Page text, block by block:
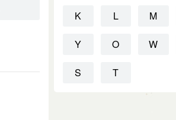
K L M
Y O W
S T